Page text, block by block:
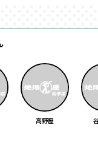
高野屋